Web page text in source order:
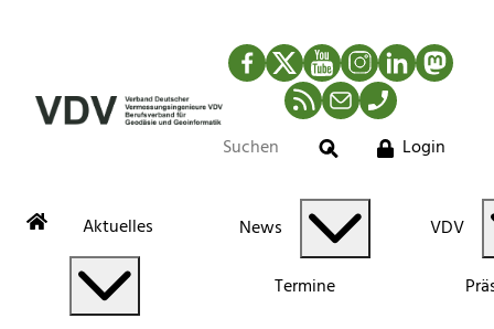
Facebook
TwitterYouTubeInstagram
LinkedIn
RSS-Newsfeed
MailTelefon
Suche
Login
Aktuelles News
Termine
VDV